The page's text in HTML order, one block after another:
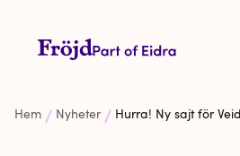
Hem Nyheter Hurra! Ny sajt för